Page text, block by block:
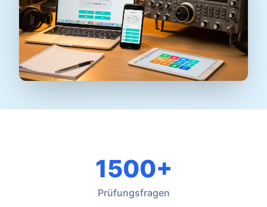
1500+
Prüfungsfragen